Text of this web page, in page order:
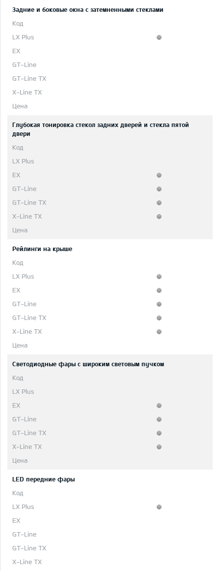
Задние и боковые окна с затемненными стеклами
Глубокая тонировка стекол задних дверей и стекла пятой
двери
Рейлинги на крыше
Светодиодные фары с широким световым пучком
LED передние фары